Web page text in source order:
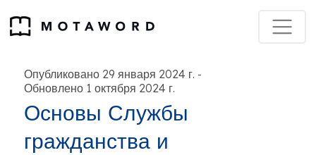
Опубликовано 29 января 2024 г. -
Обновлено 1 октября 2024 г.
Основы Службы
гражданства и